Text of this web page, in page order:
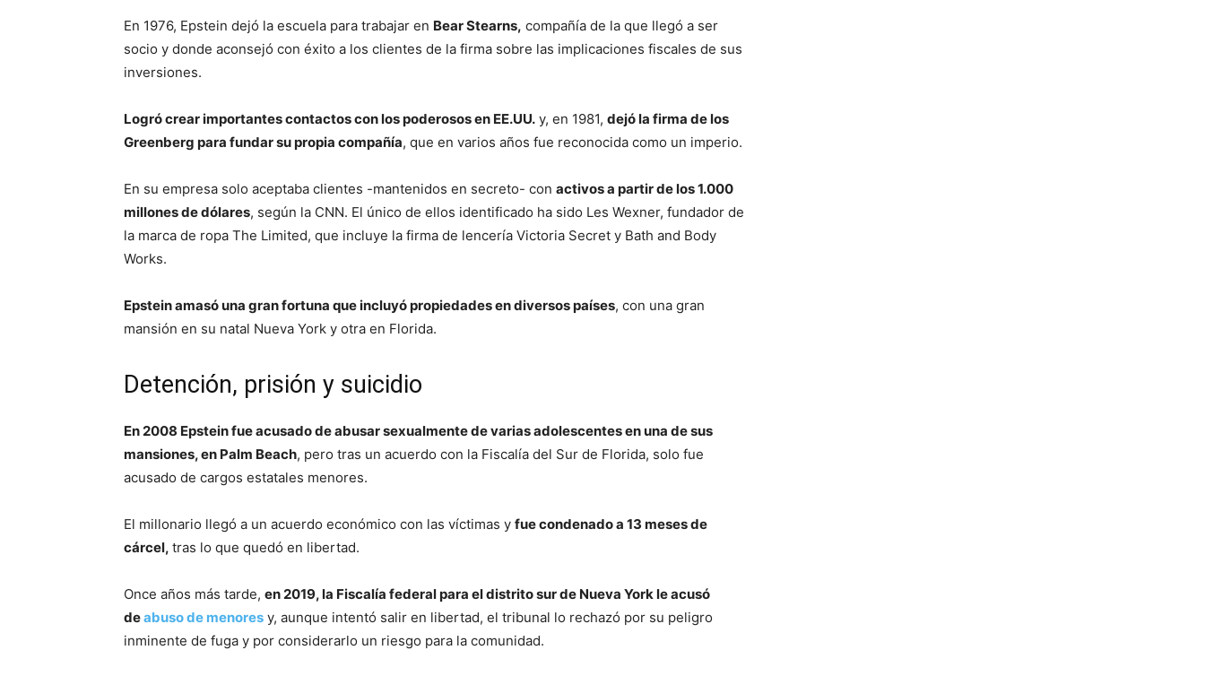
En 1976, Epstein dejó la escuela para trabajar en Bear Stearns, compañía de la que llegó a ser
socio y donde aconsejó con éxito a los clientes de la firma sobre las implicaciones fiscales de sus
inversiones.
Logró crear importantes contactos con los poderosos en EE.UU. y, en 1981, dejó la firma de los
Greenberg para fundar su propia compañía, que en varios años fue reconocida como un imperio.
En su empresa solo aceptaba clientes -mantenidos en secreto- con activos a partir de los 1.000
millones de dólares, según la CNN. El único de ellos identificado ha sido Les Wexner, fundador de
la marca de ropa The Limited, que incluye la firma de lencería Victoria Secret y Bath and Body
Works.
Epstein amasó una gran fortuna que incluyó propiedades en diversos países, con una gran
mansión en su natal Nueva York y otra en Florida.
Detención, prisión y suicidio
En 2008 Epstein fue acusado de abusar sexualmente de varias adolescentes en una de sus
mansiones, en Palm Beach, pero tras un acuerdo con la Fiscalía del Sur de Florida, solo fue
acusado de cargos estatales menores.
El millonario llegó a un acuerdo económico con las víctimas y fue condenado a 13 meses de
cárcel, tras lo que quedó en libertad.
Once años más tarde, en 2019, la Fiscalía federal para el distrito sur de Nueva York le acusó
deabuso de menores y, aunque intentó salir en libertad, el tribunal lo rechazó por su peligro
inminente de fuga y por considerarlo un riesgo para la comunidad.